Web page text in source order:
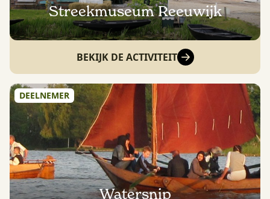
Streekmuseum Reeuwijk
BEKIJK DE ACTIVITEIT
DEELNEMER
Watersnip